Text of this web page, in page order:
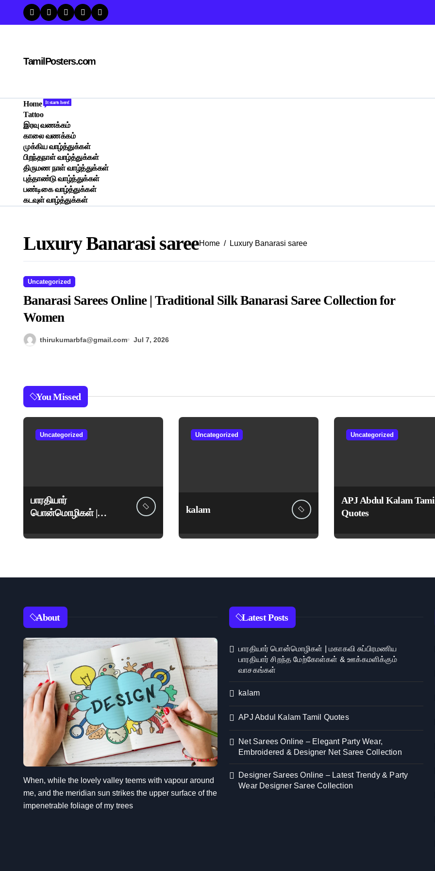
content
TamilPosters.com
Home It starts here!
Tattoo
இரவு வணக்கம்
காலை வணக்கம்
முக்கிய வாழ்த்துக்கள்
பிறந்தநாள் வாழ்த்துக்கள்
திருமண நாள் வாழ்த்துக்கள்
புத்தாண்டு வாழ்த்துக்கள்
பண்டிகை வாழ்த்துக்கள்
கடவுள் வாழ்த்துக்கள்
Luxury Banarasi sareeHome Luxury Banarasi saree
Uncategorized
Banarasi Sarees Online | Traditional Silk Banarasi Saree Collection for
Women
thirukumarbfa@gmail.com Jul 7, 2026
You Missed
Uncategorized
பாரதியார்
பொன்மொழிகள் |
பாரதியார் சிறந்த
வாசகங்கள்
Uncategorized
kalam
Uncategorized
APJ Abdul Kalam
Quotes
About
When, while the lovely valley teems with vapour around
me, and the meridian sun strikes the upper surface of the
impenetrable foliage of my trees
Latest Posts
பாரதியார் பொன்மொழிகள் | மகாகவி சுப்பிரமணிய
பாரதியார் சிறந்த மேற்கோள்கள் & ஊக்கமளிக்கும்
வாசகங்கள்
kalam
APJ Abdul Kalam Tamil Quotes
Net Sarees Online – Elegant Party Wear,
Embroidered & Designer Net Saree Collection
Designer Sarees Online – Latest Trendy & Party
Wear Designer Saree Collection